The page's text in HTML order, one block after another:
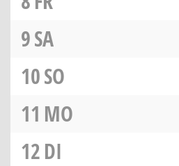
9SA
10SO
11 MO
12DI